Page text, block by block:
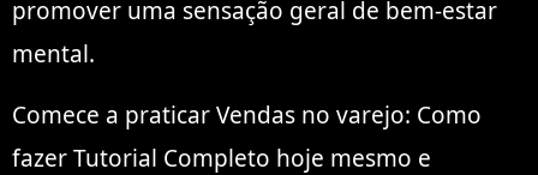
promover uma sensação geral de bem-estar
mental.
Comece a praticar Vendas no varejo: Como
fazer Tutorial Completo hoje mesmo e